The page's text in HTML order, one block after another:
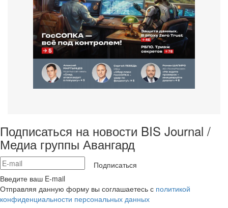
Подписаться на новости BIS Journal /
Медиа группы Авангард
Подписаться
Введите ваш E-mail
Отправляя данную форму вы соглашаетесь с политикой
конфиденциальности персональных данных